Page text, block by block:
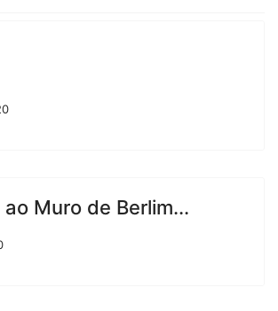
Muro de Berlim...